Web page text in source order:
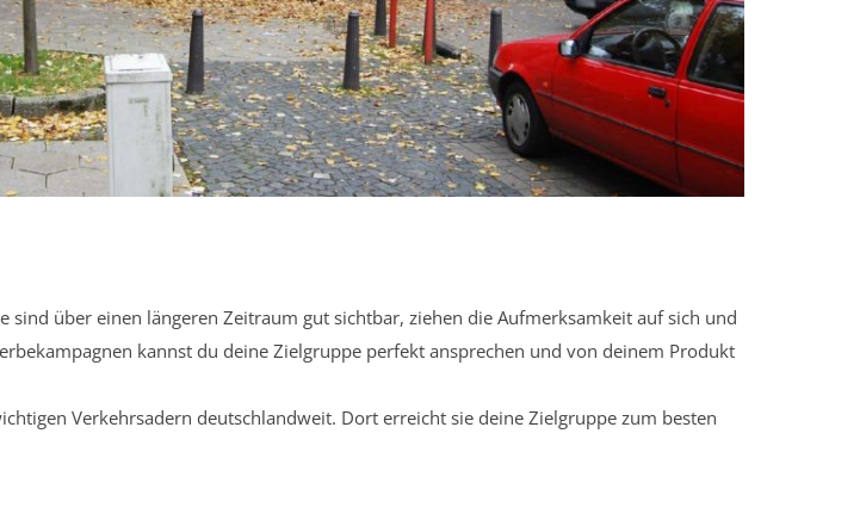
über einen längeren Zeitraum gut sichtbar, ziehen die Aufmerksamkeit auf sich und
kannst du deine Zielgruppe perfekt ansprechen und von deinem Produkt
Verkehrsadern deutschlandweit. Dort erreicht sie deine Zielgruppe zum besten